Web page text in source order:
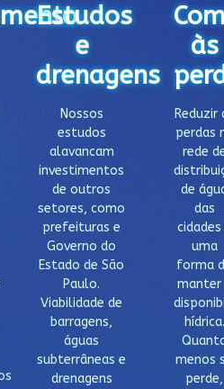
Estudos
e
drenagens
Nossos
estudos
alavancam
investimentos
de outros
setores, como
prefeituras e
Governo do
Estado de São
Paulo.
Viabilidade de
barragens,
águas
subterrâneas e
drenagens
às
Reduzir
perdas
rede
de
das
cidades
uma
forma
manter
hídrica.
menos
perde,